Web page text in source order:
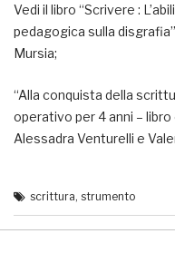
Vedi il libro “Scrivere :
pedagogica sulla
Mursia;
“Alla conquista della
operativo per 4 anni –
Alessadra Venturelli e
scrittura, strumento